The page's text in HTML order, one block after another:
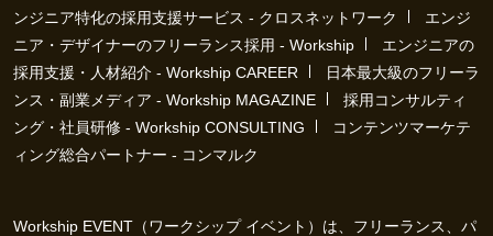
ンジニア特化の採用支援サービス - クロスネットワーク
エンジ
ニア・デザイナーのフリーランス採用 - Workship
エンジニアの
採用支援・人材紹介 - Workship CAREER
日本最大級のフリーラ
ンス・副業メディア - Workship MAGAZINE
採用コンサルティ
ング・社員研修 - Workship CONSULTING
コンテンツマーケテ
ィング総合パートナー - コンマルク
Workship EVENT（ワークシップ イベント）は、フリーランス、パ